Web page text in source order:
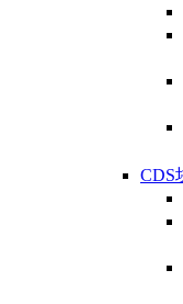
CDS